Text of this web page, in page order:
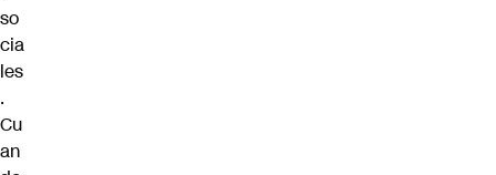
so
cia
les
.
Cu
an